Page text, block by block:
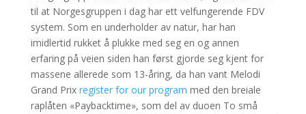
til at Norgesgruppen i dag har ett velfungerende FDV
system. Som en underholder av natur, har han
imidlertid rukket å plukke med seg en og annen
erfaring på veien siden han først gjorde seg kjent for
massene allerede som 13-åring, da han vant Melodi
Grand Prix register for our program med den breiale
raplåten «Paybacktime», som del av duoen To små